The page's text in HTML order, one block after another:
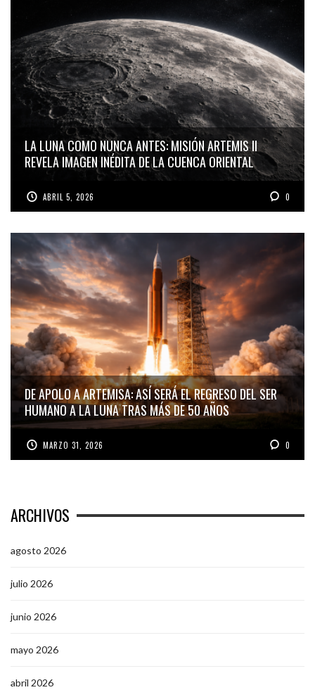
LA LUNA COMO NUNCA ANTES: MISIÓN ARTEMIS II
REVELA IMAGEN INÉDITA DE LA CUENCA ORIENTAL
ABRIL 5, 2026 0
DE APOLO A ARTEMISA: ASÍ SERÁ EL REGRESO DEL SER
HUMANO A LA LUNA TRAS MÁS DE 50 AÑOS
MARZO 31, 2026 0
ARCHIVOS
agosto 2026
julio 2026
junio 2026
mayo 2026
abril 2026